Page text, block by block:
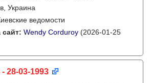
Украина
ведомости
Wendy Corduroy (2026-01-25
28-03-1993